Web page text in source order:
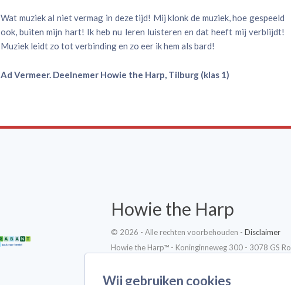
Wij gebruiken cookies
Wat muziek al niet vermag in deze tijd! Mij klonk de muziek, hoe gespeeld
ook, buiten mijn hart! Ik heb nu leren luisteren en dat heeft mij verblijdt!
Muziek leidt zo tot verbinding en zo eer ik hem als bard!
Ad Vermeer. Deelnemer Howie the Harp, Tilburg (klas 1)
Howie the Harp
© 2026 - Alle rechten voorbehouden -Disclaimer
Howie the Harp™ - Koninginneweg 300 - 3078 GS